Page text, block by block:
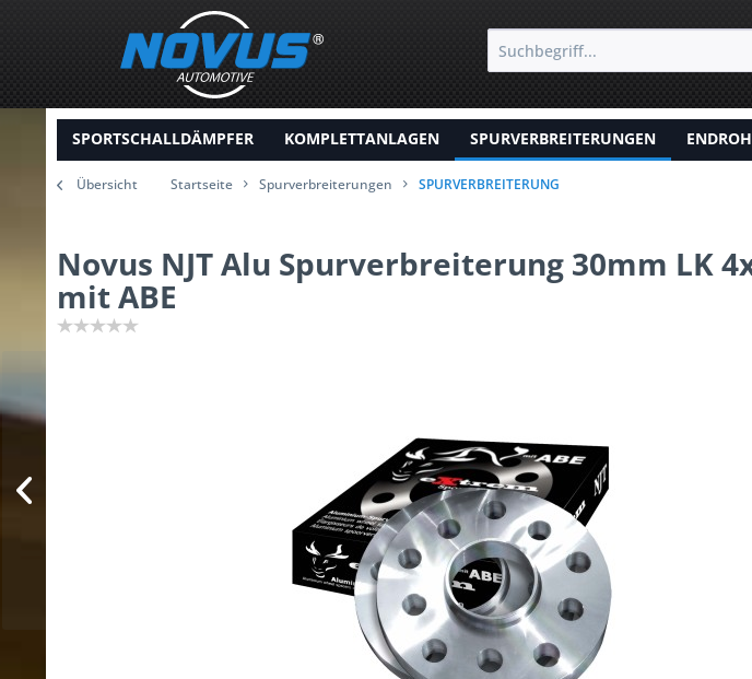
SPORTSCHALLDÄMPFER KOMPLETTANLAGEN SPURVERBREITERUNGEN
Übersicht Startseite Spurverbreiterungen SPURVERBREITERUNG
Novus NJT Alu Spurverbreiterung 30mm LK
mit ABE